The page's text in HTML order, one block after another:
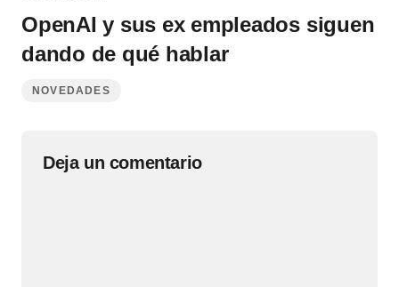
OpenAI y sus ex empleados siguen
dando de qué hablar
NOVEDADES
Deja un comentario